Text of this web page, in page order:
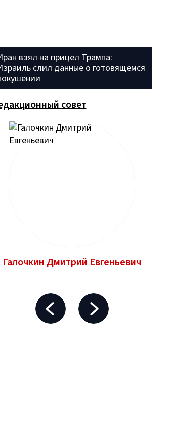
взял на прицел Трампа:
слил данные о готовящемся
совет
Галочкин Дмитрий Евгеньевич